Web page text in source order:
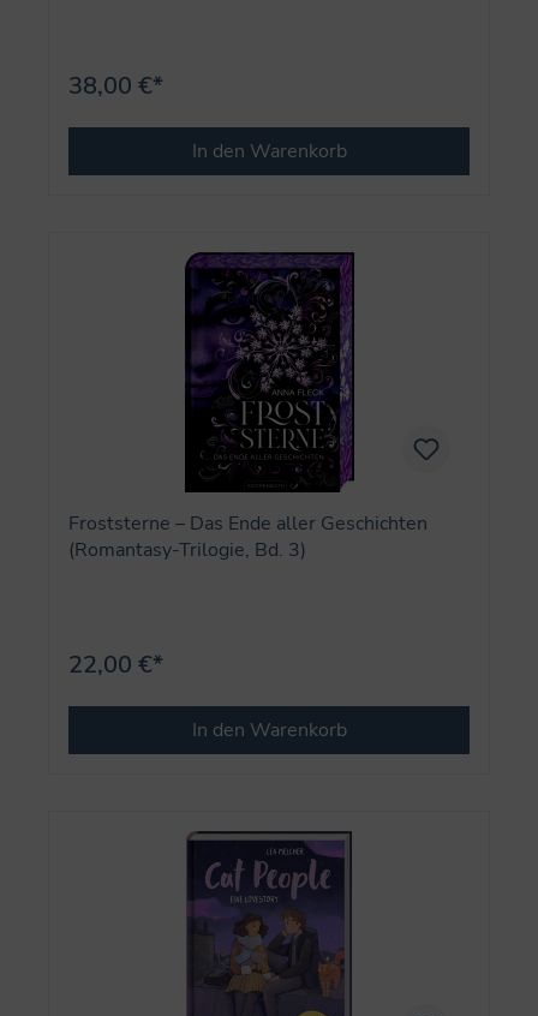
38,00 €*
In den Warenkorb
Froststerne – Das Ende aller Geschichten
(Romantasy-Trilogie, Bd. 3)
22,00 €*
In den Warenkorb